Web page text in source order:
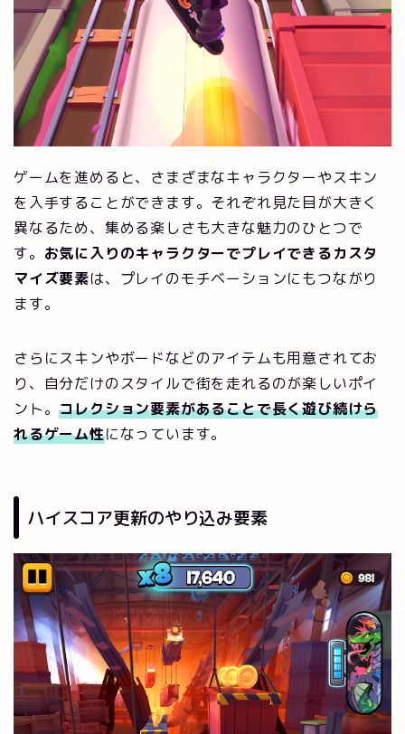
ゲームを進めると、さまざまなキャラクターやスキン
を入手することができます。それぞれ見た目が大きく
異なるため、集める楽しさも大きな魅力のひとつで
す。 お気に入りのキャラクターでプレイできるカスタ
マイズ要素は、プレイのモチベーションにもつながり
ます。
さらにスキンやボードなどのアイテムも用意されてお
り、自分だけのスタイルで街を走れるのが楽しいポイ
ント。コレクション要素があることで長く遊び続けら
れるゲーム性になっています。
ハイスコア更新のやり込み要素